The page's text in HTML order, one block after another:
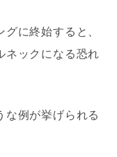
に終始すると、
ネックになる恐れ
な例が挙げられる